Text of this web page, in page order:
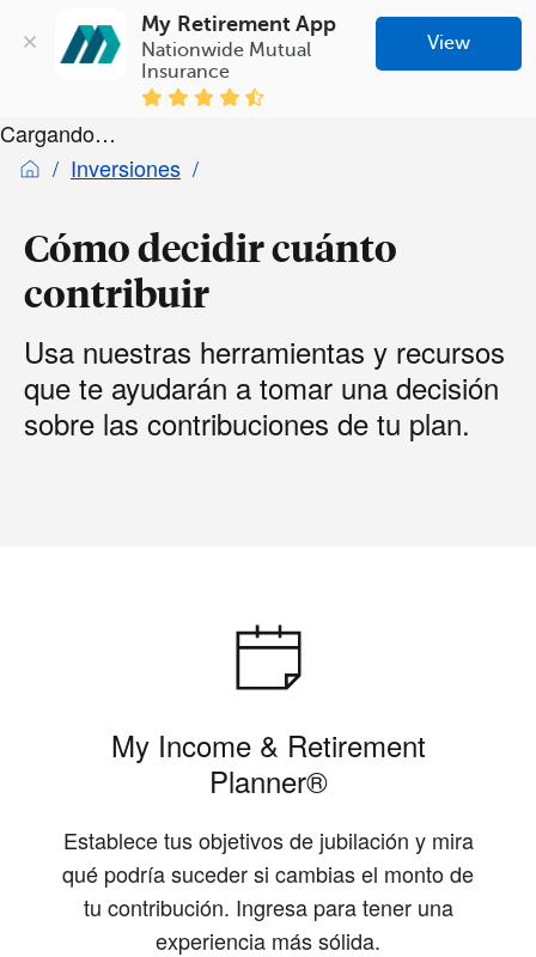
My Retirement App
Nationwide Mutual
Insurance
View
Cargando…
Inversiones
Cómo decidir cuánto
contribuir
Usa nuestras herramientas y recursos
que te ayudarán a tomar una decisión
sobre las contribuciones de tu plan.
My Income & Retirement
Planner®
Establece tus objetivos de jubilación y mira
qué podría suceder si cambias el monto de
tu contribución. Ingresa para tener una
experiencia más sólida.